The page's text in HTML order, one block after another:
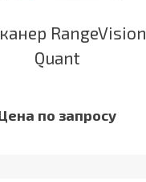
RangeVision
Quant
по запросу